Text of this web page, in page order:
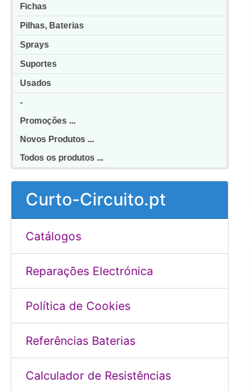
Fichas
Pilhas, Baterias
Sprays
Suportes
Usados
-
Promoções ...
Novos Produtos ...
Todos os produtos ...
Curto-Circuito.pt
Catálogos
Reparações Electrónica
Política de Cookies
Referências Baterias
Calculador de Resistências